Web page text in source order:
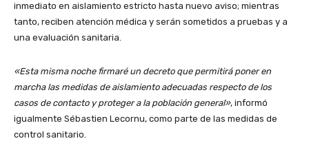
inmediato en aislamiento estricto hasta nuevo aviso; mientras
tanto, reciben atención médica y serán sometidos a pruebas y a
una evaluación sanitaria.
«Esta misma noche firmaré un decreto que permitirá poner en
marcha las medidas de aislamiento adecuadas respecto de los
casos de contacto y proteger a la población general», informó
igualmente Sébastien Lecornu, como parte de las medidas de
control sanitario.